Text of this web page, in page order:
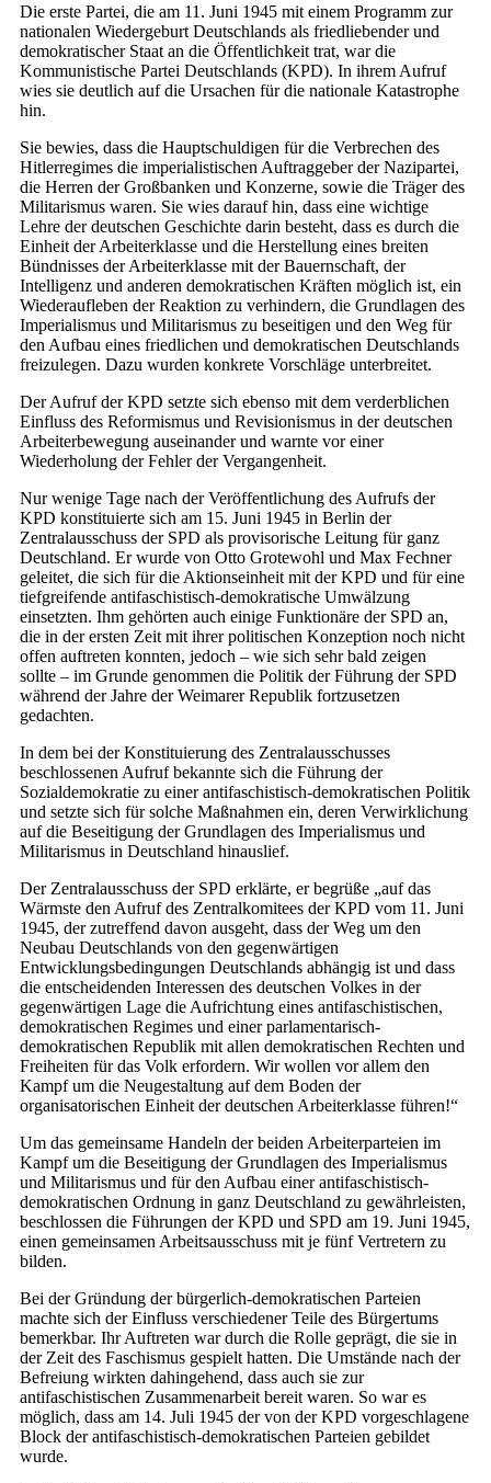
Die erste Partei, die am 11. Juni 1945 mit einem Programm zur
nationalen Wiedergeburt Deutschlands als friedliebender und
demokratischer Staat an die Öffentlichkeit trat, war die
Kommunistische Partei Deutschlands (KPD). In ihrem Aufruf
wies sie deutlich auf die Ursachen für die nationale Katastrophe
hin.
Sie bewies, dass die Hauptschuldigen für die Verbrechen des
Hitlerregimes die imperialistischen Auftraggeber der Nazipartei,
die Herren der Großbanken und Konzerne, sowie die Träger des
Militarismus waren. Sie wies darauf hin, dass eine wichtige
Lehre der deutschen Geschichte darin besteht, dass es durch die
Einheit der Arbeiterklasse und die Herstellung eines breiten
Bündnisses der Arbeiterklasse mit der Bauernschaft, der
Intelligenz und anderen demokratischen Kräften möglich ist, ein
Wiederaufleben der Reaktion zu verhindern, die Grundlagen des
Imperialismus und Militarismus zu beseitigen und den Weg für
den Aufbau eines friedlichen und demokratischen Deutschlands
freizulegen. Dazu wurden konkrete Vorschläge unterbreitet.
Der Aufruf der KPD setzte sich ebenso mit dem verderblichen
Einfluss des Reformismus und Revisionismus in der deutschen
Arbeiterbewegung auseinander und warnte vor einer
Wiederholung der Fehler der Vergangenheit.
Nur wenige Tage nach der Veröffentlichung des Aufrufs der
KPD konstituierte sich am 15. Juni 1945 in Berlin der
Zentralausschuss der SPD als provisorische Leitung für ganz
Deutschland. Er wurde von Otto Grotewohl und Max Fechner
geleitet, die sich für die Aktionseinheit mit der KPD und für eine
tiefgreifende antifaschistisch-demokratische Umwälzung
einsetzten. Ihm gehörten auch einige Funktionäre der SPD an,
die in der ersten Zeit mit ihrer politischen Konzeption noch nicht
offen auftreten konnten, jedoch – wie sich sehr bald zeigen
sollte – im Grunde genommen die Politik der Führung der SPD
während der Jahre der Weimarer Republik fortzusetzen
gedachten.
In dem bei der Konstituierung des Zentralausschusses
beschlossenen Aufruf bekannte sich die Führung der
Sozialdemokratie zu einer antifaschistisch-demokratischen Politik
und setzte sich für solche Maßnahmen ein, deren Verwirklichung
auf die Beseitigung der Grundlagen des Imperialismus und
Militarismus in Deutschland hinauslief.
Der Zentralausschuss der SPD erklärte, er begrüße „auf das
Wärmste den Aufruf des Zentralkomitees der KPD vom 11. Juni
1945, der zutreffend davon ausgeht, dass der Weg um den
Neubau Deutschlands von den gegenwärtigen
Entwicklungsbedingungen Deutschlands abhängig ist und dass
die entscheidenden Inte­ressen des deutschen Volkes in der
gegenwärtigen Lage die Aufrichtung eines antifaschistischen,
demokratischen Regimes und einer parlamentarisch-
demokratischen Republik mit allen demokratischen Rechten und
Freiheiten für das Volk erfordern. Wir wollen vor allem den
Kampf um die Neugestaltung auf dem Boden der
organisatorischen Einheit der deutschen Arbeiterklasse führen!“
Um das gemeinsame Handeln der beiden Arbeiterparteien im
Kampf um die Beseitigung der Grundlagen des Imperialismus
und Militarismus und für den Aufbau einer antifaschistisch-
demokratischen Ordnung in ganz Deutschland zu gewährleisten,
beschlossen die Führungen der KPD und SPD am 19. Juni 1945,
einen gemeinsamen Arbeitsausschuss mit je fünf Vertretern zu
bilden.
Bei der Gründung der bürgerlich-demokratischen Parteien
machte sich der Einfluss verschiedener Teile des Bürgertums
bemerkbar. Ihr Auftreten war durch die Rolle geprägt, die sie in
der Zeit des Faschismus gespielt hatten. Die Umstände nach der
Befreiung wirkten dahingehend, dass auch sie zur
antifaschistischen Zusammenarbeit bereit waren. So war es
möglich, dass am 14. Juli 1945 der von der KPD vorgeschlagene
Block der antifaschistisch-demokratischen Parteien gebildet
wurde.